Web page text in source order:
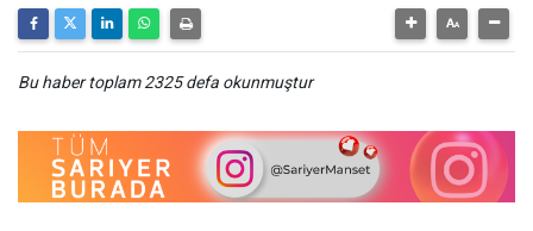
Bu haber toplam 2325 defa okunmuştur